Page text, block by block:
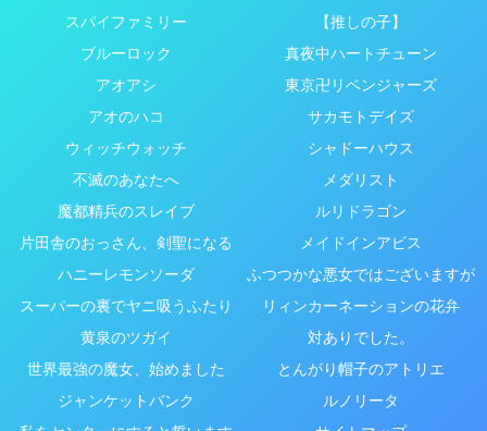
スパイファミリー
【推しの子】
ブルーロック
真夜中ハートチューン
アオアシ
東京卍リベンジャーズ
アオのハコ
サカモトデイズ
ウィッチウォッチ
シャドーハウス
不滅のあなたへ
メダリスト
魔都精兵のスレイブ
ルリドラゴン
片田舎のおっさん、剣聖になる
メイドインアビス
ハニーレモンソーダ
ふつつかな悪女ではございますが
スーパーの裏でヤニ吸うふたり
リィンカーネーションの花弁
黄泉のツガイ
対ありでした。
世界最強の魔女、始めました
とんがり帽子のアトリエ
ジャンケットバンク
ルノリータ